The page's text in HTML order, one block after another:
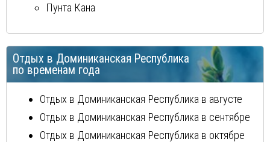
Пунта Кана
Отдых в Доминиканская Республика
по временам года
Отдых в Доминиканская Республика в августе
Отдых в Доминиканская Республика в сентябре
Отдых в Доминиканская Республика в октябре